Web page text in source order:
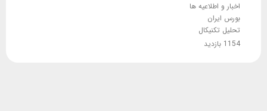
اخبار و اطلاعیه ها
بورس ایران
تحلیل تکنیکال
1154 بازدید